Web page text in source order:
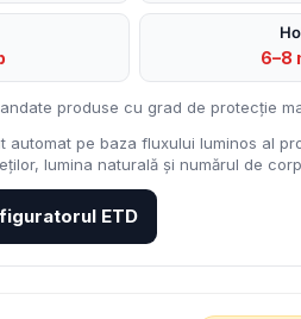
6–8
produse cu grad de protecție
automat pe baza fluxului luminos al
lumina naturală și numărul de
ETD